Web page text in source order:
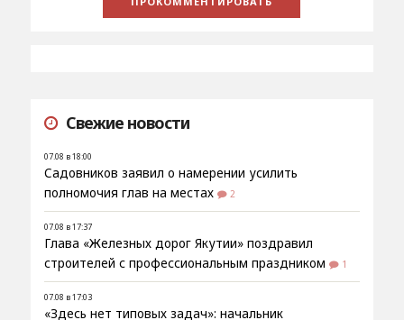
Свежие новости
07.08 в 18:00
Садовников заявил о намерении усилить
полномочия глав на местах
2
07.08 в 17:37
Глава «Железных дорог Якутии» поздравил
строителей с профессиональным праздником
1
07.08 в 17:03
«Здесь нет типовых задач»: начальник